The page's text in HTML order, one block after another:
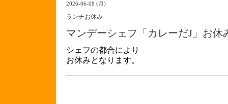
2026-06-08 (月)
ランチお休み
マンデーシェフ「カレーだJ」お休
シェフの都合により
お休みとなります。